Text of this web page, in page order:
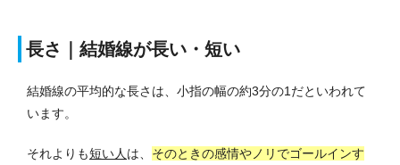
長さ｜結婚線が長い・短い
結婚線の平均的な長さは、小指の幅の約3分の1だといわれて
います。
それよりも短い人 は、 そのときの感情やノリでゴールインす